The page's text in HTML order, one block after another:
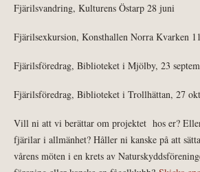
Fjärilsvandring, Kulturens Östarp 28 juni
Fjärilsexkursion, Konsthallen Norra Kvarken
Fjärilsföredrag, Biblioteket i Mjölby, 23
Fjärilsföredrag, Biblioteket i Trollhättan, 27
Vill ni att vi berättar om projektet hos er?
fjärilar i allmänhet? Håller ni kanske på att
vårens möten i en krets av